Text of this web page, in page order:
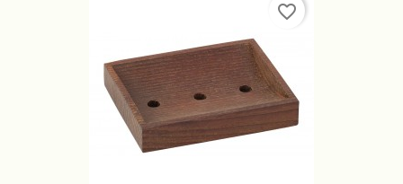
favorite_border